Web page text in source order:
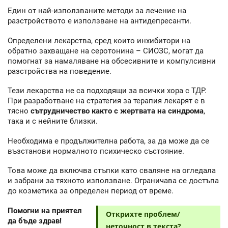
Един от най-използваните методи за лечение на
разстройството е използване на антидепресанти.
Определени лекарства, сред които инхибитори на
обратно захващане на серотонина – СИОЗС, могат да
помогнат за намаляване на обсесивните и компулсивни
разстройства на поведение.
Тези лекарства не са подходящи за всички хора с ТДР.
При разработване на стратегия за терапия лекарят е в
тясно сътрудничество както с жертвата на синдрома,
така и с нейните близки.
Необходима е продължителна работа, за да може да се
възстанови нормалното психическо състояние.
Това може да включва стъпки като сваляне на огледала
и забрани за тяхното използване. Ограничава се достъпа
до козметика за определен период от време.
Помогни на приятел
да бъде здрав!
Открихте проблем/